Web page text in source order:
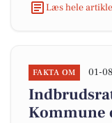
Læs hele
FAKTA OM 01-
Kommune